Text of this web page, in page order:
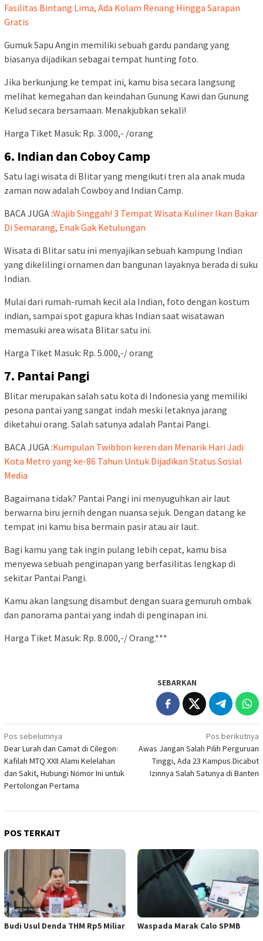
Fasilitas Bintang Lima, Ada Kolam Renang Hingga Sarapan
Gratis
Gumuk Sapu Angin memiliki sebuah gardu pandang yang
biasanya dijadikan sebagai tempat hunting foto.
Jika berkunjung ke tempat ini, kamu bisa secara langsung
melihat kemegahan dan keindahan Gunung Kawi dan Gunung
Kelud secara bersamaan. Menakjubkan sekali!
Harga Tiket Masuk: Rp. 3.000,- /orang
6. Indian dan Coboy Camp
Satu lagi wisata di Blitar yang mengikuti tren ala anak muda
zaman now adalah Cowboy and Indian Camp.
BACA JUGA :Wajib Singgah! 3 Tempat Wisata Kuliner Ikan Bakar
Di Semarang, Enak Gak Ketulungan
Wisata di Blitar satu ini menyajikan sebuah kampung Indian
yang dikelilingi ornamen dan bangunan layaknya berada di suku
Indian.
Mulai dari rumah-rumah kecil ala Indian, foto dengan kostum
indian, sampai spot gapura khas Indian saat wisatawan
memasuki area wisata Blitar satu ini.
Harga Tiket Masuk: Rp. 5.000,-/ orang
7. Pantai Pangi
Blitar merupakan salah satu kota di Indonesia yang memiliki
pesona pantai yang sangat indah meski letaknya jarang
diketahui orang. Salah satunya adalah Pantai Pangi.
BACA JUGA :Kumpulan Twibbon keren dan Menarik Hari Jadi
Kota Metro yang ke-86 Tahun Untuk Dijadikan Status Sosial
Media
Bagaimana tidak? Pantai Pangi ini menyuguhkan air laut
berwarna biru jernih dengan nuansa sejuk. Dengan datang ke
tempat ini kamu bisa bermain pasir atau air laut.
Bagi kamu yang tak ingin pulang lebih cepat, kamu bisa
menyewa sebuah penginapan yang berfasilitas lengkap di
sekitar Pantai Pangi.
Kamu akan langsung disambut dengan suara gemuruh ombak
dan panorama pantai yang indah di penginapan ini.
Harga Tiket Masuk: Rp. 8.000,-/ Orang.***
SEBARKAN
Navigasi
pos
Pos sebelumnya
Dear Lurah dan Camat di Cilegon:
Kafilah MTQ XXII Alami Kelelahan
dan Sakit, Hubungi Nomor Ini untuk
Pertolongan Pertama
Pos berikutnya
Awas Jangan Salah Pilih Perguruan
Tinggi, Ada 23 Kampus Dicabut
Izinnya Salah Satunya di Banten
POS TERKAIT
Budi Usul Denda THM Rp5 Miliar Waspada Marak Calo SPMB